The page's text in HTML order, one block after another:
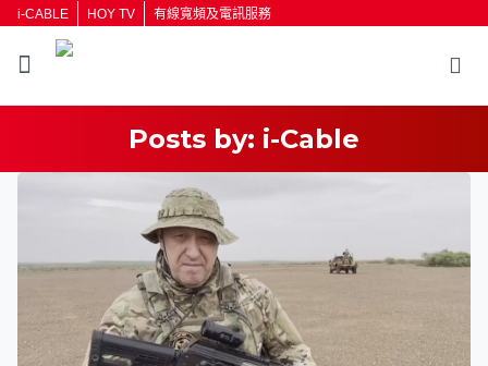
i-CABLE HOY TV 有線寬頻及電訊服務
Posts by: i-Cable